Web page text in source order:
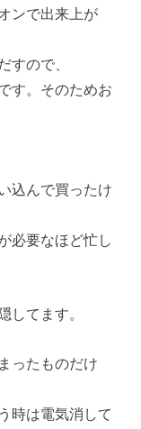
ンで出来上が
すので、
す。そのためお
込んで買ったけ
必要なほど忙し
してます。
ったものだけ
時は電気消して